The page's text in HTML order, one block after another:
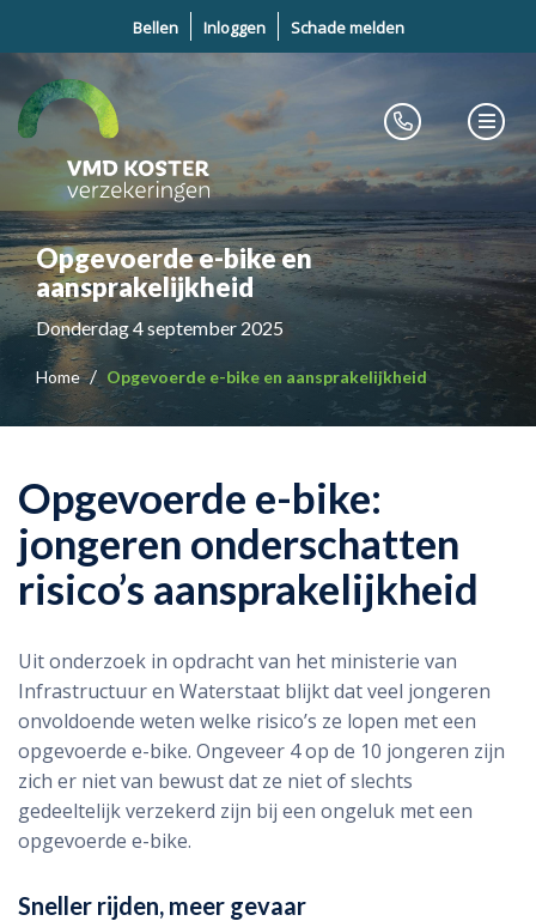
Bellen Inloggen Schade melden
Opgevoerde e-bike en
aansprakelijkheid
Donderdag 4 september 2025
Home Opgevoerde e-bike en aansprakelijkheid
Opgevoerde e-bike:
jongeren onderschatten
risico’s aansprakelijkheid
Uit onderzoek in opdracht van het ministerie van
Infrastructuur en Waterstaat blijkt dat veel jongeren
onvoldoende weten welke risico’s ze lopen met een
opgevoerde e-bike. Ongeveer 4 op de 10 jongeren zijn
zich er niet van bewust dat ze niet of slechts
gedeeltelijk verzekerd zijn bij een ongeluk met een
opgevoerde e-bike.
Sneller rijden, meer gevaar